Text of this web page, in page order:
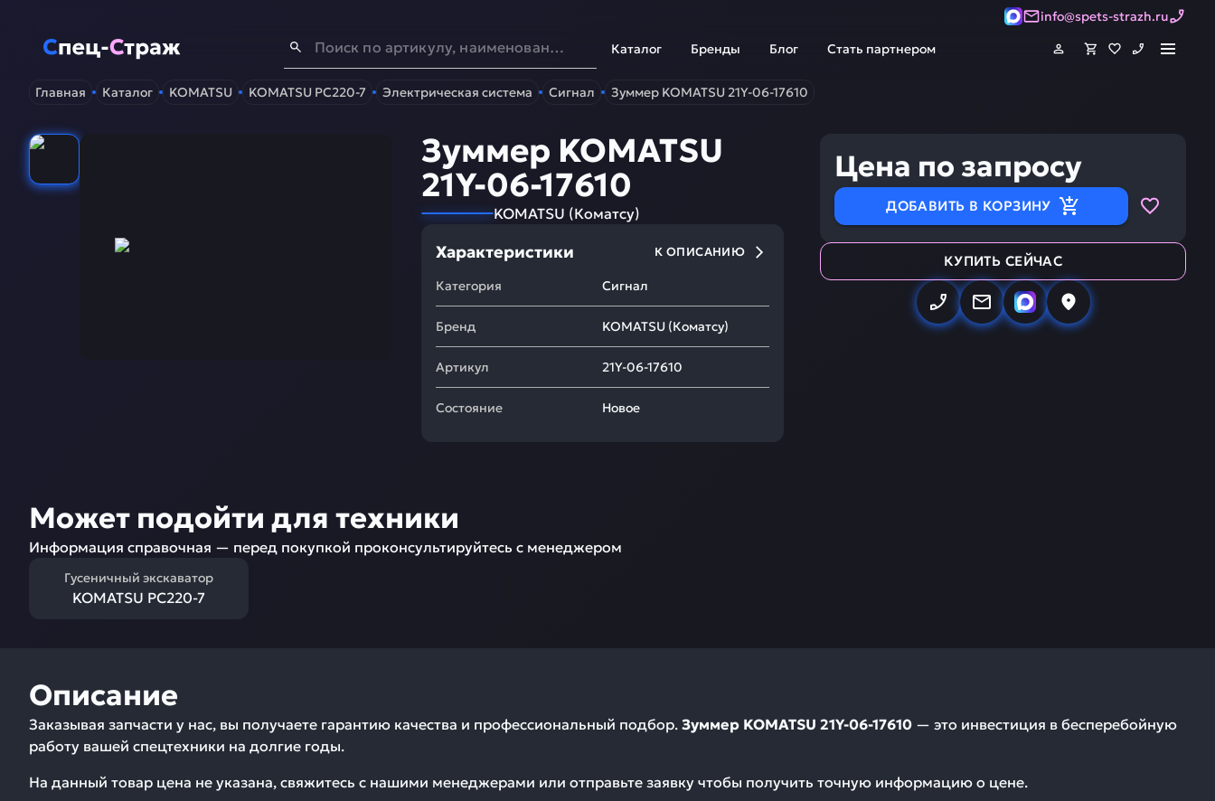
info@spets-strazh.ru
Спец-Страж - Запчасти для спецтехники
Каталог Бренды Блог Стать партнером
Главная Каталог KOMATSU KOMATSU PC220-7 Электрическая система Сигнал Зуммер KOMATSU 21Y-06-17610
Зуммер KOMATSU
21Y-06-17610
KOMATSU (Коматсу)
Характеристики К ОПИСАНИЮ
Категория Сигнал
Бренд KOMATSU (Коматсу)
Артикул 21Y-06-17610
Состояние Новое
Цена по запросу
ДОБАВИТЬ В КОРЗИНУ
КУПИТЬ СЕЙЧАС
Может подойти для техники
Информация справочная — перед покупкой проконсультируйтесь с менеджером
Гусеничный экскаватор
KOMATSU PC220-7
Описание
Заказывая запчасти у нас, вы получаете гарантию качества и профессиональный подбор. Зуммер KOMATSU 21Y-06-17610 — это инвестиция в бесперебойную
работу вашей спецтехники на долгие годы.
На данный товар цена не указана, свяжитесь с нашими менеджерами или отправьте заявку чтобы получить точную информацию о цене.